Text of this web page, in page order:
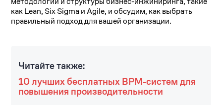
как Lean, Six Sigma и Agile, и обсудим, как выбрать
правильный подход для вашей организации.
Читайте также:
10 лучших бесплатных BPM-систем для
повышения производительности